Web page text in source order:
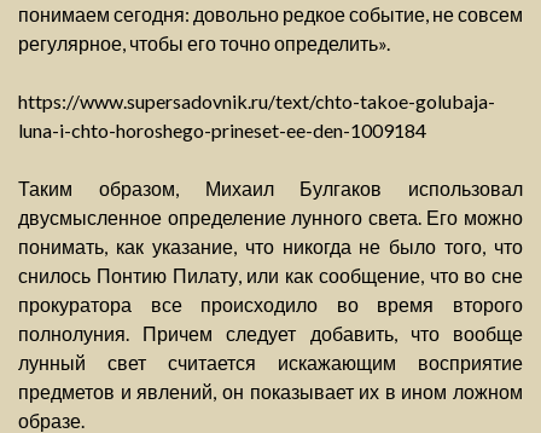
понимаем сегодня: довольно редкое событие, не совсем
регулярное, чтобы его точно определить».
https://www.supersadovnik.ru/text/chto-takoe-golubaja-
luna-i-chto-horoshego-prineset-ee-den-1009184
Таким образом, Михаил Булгаков использовал
двусмысленное определение лунного света. Его можно
понимать, как указание, что никогда не было того, что
снилось Понтию Пилату, или как сообщение, что во сне
прокуратора все происходило во время второго
полнолуния. Причем следует добавить, что вообще
лунный свет считается искажающим восприятие
предметов и явлений, он показывает их в ином ложном
образе.